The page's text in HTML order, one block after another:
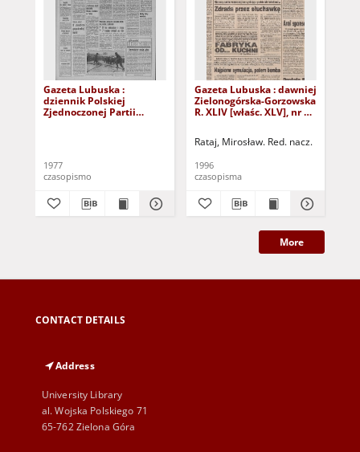
Gazeta Lubuska :
dziennik Polskiej
Zjednoczonej Partii
1977
czasopismo
Gazeta Lubuska : dawniej
Zielonogórska-Gorzowska
R. XLIV [właśc. XLV], nr 52
Rataj, Mirosław. Red. nacz.
1996
czasopisma
More
CONTACT DETAILS
Address
University Library
al. Wojska Polskiego 71
65-762 Zielona Góra